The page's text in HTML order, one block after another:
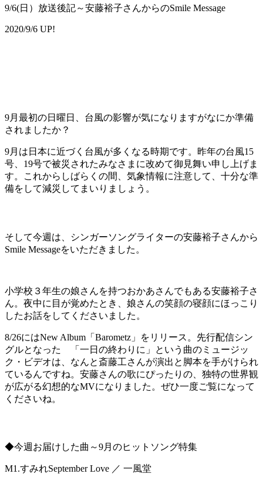
9/6(日）放送後記～安藤裕子さんからのSmile Message
2020/9/6 UP!
9月最初の日曜日、台風の影響が気になりますがなにか準備
されましたか？
9月は日本に近づく台風が多くなる時期です。昨年の台風15
号、19号で被災されたみなさまに改めて御見舞い申し上げま
す。これからしばらくの間、気象情報に注意して、十分な準
備をして減災してまいりましょう。
そして今週は、シンガーソングライターの安藤裕子さんから
Smile Messageをいただきました。
小学校３年生の娘さんを持つおかあさんでもある安藤裕子さ
ん。夜中に目が覚めたとき、娘さんの笑顔の寝顔にほっこり
したお話をしてくださいました。
8/26にはNew Album「Barometz」をリリース。先行配信シン
グルとなった 「一日の終わりに」という曲のミュージッ
ク・ビデオは、なんと斎藤工さんが演出と脚本を手がけられ
ているんですね。安藤さんの歌にぴったりの、独特の世界観
が広がる幻想的なMVになりました。ぜひ一度ご覧になって
くださいね。
◆今週お届けした曲～9月のヒットソング特集
M1.すみれSeptember Love ／ 一風堂